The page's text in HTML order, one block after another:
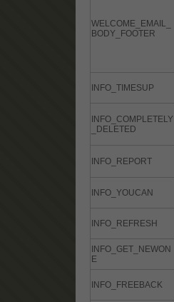
WELCOME_EMAIL_
BODY_FOOTER
INFO_TIMESUP
INFO_COMPLETELY
_DELETED
INFO_REPORT
INFO_YOUCAN
INFO_REFRESH
INFO_GET_NEWON
E
INFO_FREEBACK